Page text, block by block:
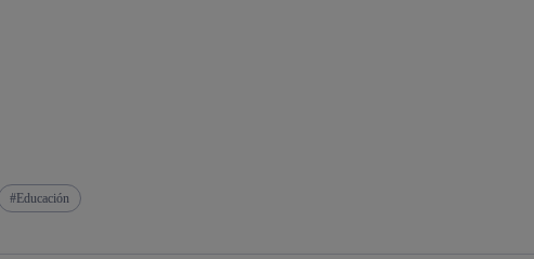
Educación